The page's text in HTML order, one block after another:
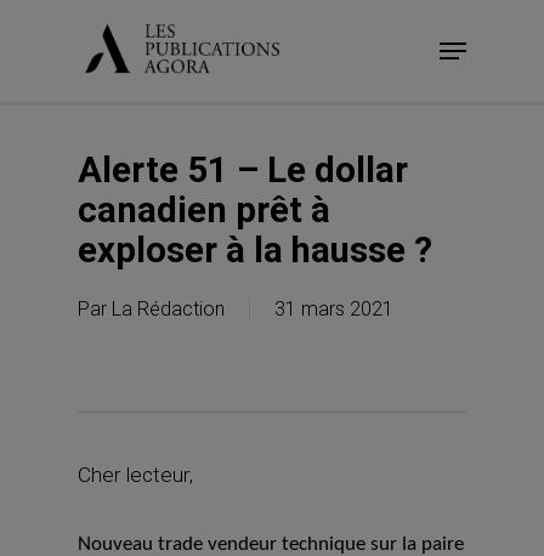
Menu
Alerte 51 – Le dollar
canadien prêt à
exploser à la hausse ?
Par La Rédaction 31 mars 2021
Cher lecteur,
Nouveau trade vendeur technique sur la paire